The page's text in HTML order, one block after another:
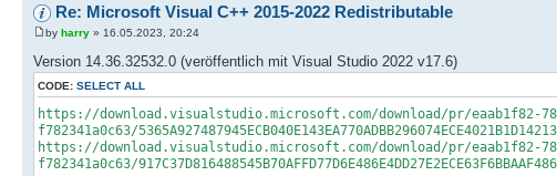
Re: Microsoft Visual C++ 2015-2022 Redistributable
by harry » 16.05.2023, 20:24
Version 14.36.32532.0 (veröffentlich mit Visual Studio 2022 v17.6)
CODE: SELECT ALL
https://download.visualstudio.microsoft.com/download/pr/eaab1f82-
f782341a0c63/
https://download.visualstudio.microsoft.com/download/pr/eaab1f82-
f782341a0c63/